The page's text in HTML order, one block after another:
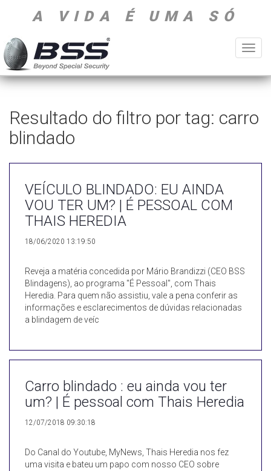
A VIDA É UMA SÓ
Resultado do filtro por tag: carro
blindado
VEÍCULO BLINDADO: EU AINDA
VOU TER UM? | É PESSOAL COM
THAIS HEREDIA
18/06/2020 13:19:50
Reveja a matéria concedida por Mário Brandizzi (CEO BSS
Blindagens), ao programa "É Pessoal", com Thais
Heredia. Para quem não assistiu, vale a pena conferir as
informações e esclarecimentos de dúvidas relacionadas
a blindagem de veíc
Carro blindado : eu ainda vou ter
um? | É pessoal com Thais Heredia
12/07/2018 09:30:18
Do Canal do Youtube, MyNews, Thais Heredia nos fez
uma visita e bateu um papo com nosso CEO sobre